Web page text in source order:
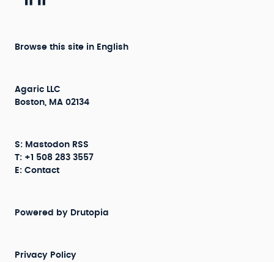
Browse this site in English
Agaric LLC
Boston, MA 02134
S: Mastodon RSS
T: +1 508 283 3557
E: Contact
Powered by Drutopia
Privacy Policy